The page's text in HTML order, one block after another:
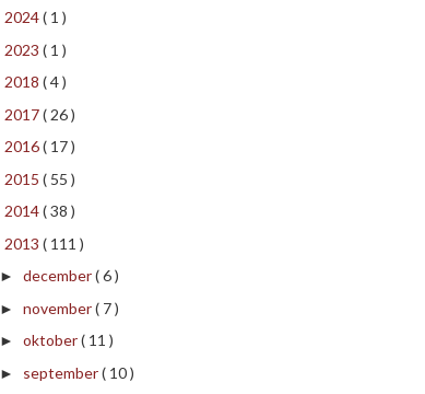
2024( 1 )
2023 ( 1 )
2018 ( 4 )
2017( 26 )
2016( 17 )
2015 ( 55 )
2014( 38 )
2013 ( 111 )
► december( 6 )
► november( 7 )
► oktober( 11 )
► september( 10 )